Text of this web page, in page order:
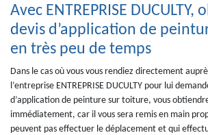
Avec ENTREPRISE
devis d’application de
en très peu de temps
Dans le cas où vous vous rendiez directement
l’entreprise ENTREPRISE DUCULTY pour lui
d’application de peinture sur toiture, vous
immédiatement, car il vous sera remis en main
peuvent pas effectuer le déplacement et qui